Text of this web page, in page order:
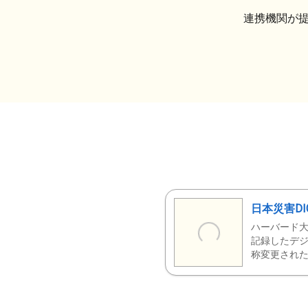
連携機関が
日本災害
ハーバード
記録したデ
称変更された